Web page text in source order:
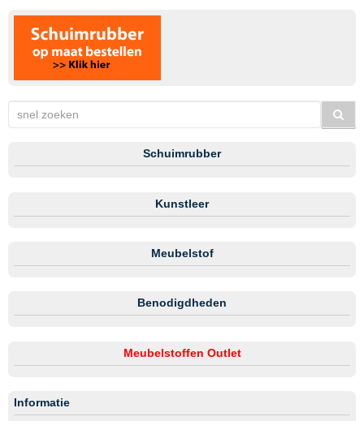
Schuimrubber
Kunstleer
Meubelstof
Benodigdheden
Meubelstoffen Outlet
Informatie